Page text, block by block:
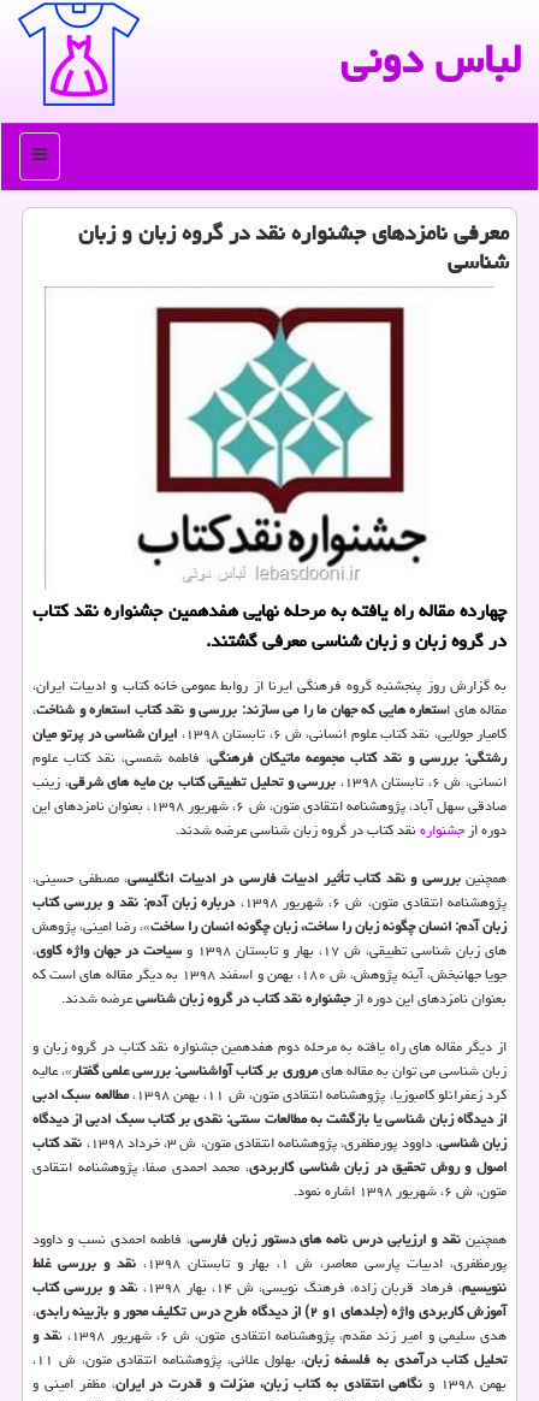
لباس دونی
منو
معرفی نامزدهای جشنواره نقد در گروه زبان و زبان
شناسی
چهارده مقاله راه یافته به مرحله نهایی هفدهمین جشنواره نقد کتاب
در گروه زبان و زبان شناسی معرفی گشتند.
به گزارش روز پنجشنبه گروه فرهنگی ایرنا از روابط عمومی خانه کتاب و ادبیات ایران،
مقاله های استعاره هایی که جهان ما را می سازند: بررسی و نقد کتاب استعاره و شناخت،
کامیار جولایی، نقد کتاب علوم انسانی، ش ۶، تابستان ۱۳۹۸،
ایران شناسی در پرتو میان
رشتگی: بررسی و نقد کتاب مجموعه ماتیکان فرهنگی، فاطمه شمسی، نقد کتاب علوم
انسانی، ش ۶، تابستان ۱۳۹۸،
بررسی و تحلیل تطبیقی کتاب بن مایه های شرقی، زینب
صادقی سهل آباد، پژوهشنامه انتقادی متون، ش ۶، شهریور ۱۳۹۸، بعنوان نامزدهای این
دوره ازجشنوارهنقد کتاب در گروه زبان شناسی عرضه شدند.
همچنینبررسی و نقد کتاب تأثیر ادبیات فارسی در ادبیات انگلیسی، مصطفی حسینی،
پژوهشنامه انتقادی متون، ش ۶، شهریور ۱۳۹۸،
درباره زبان آدم: نقد و بررسی کتاب
زبان آدم: انسان چگونه زبان را ساخت، زبان چگونه انسان را ساخت»، رضا امینی، پژوهش
های زبان شناسی تطبیقی، ش ۱۷، بهار و تابستان ۱۳۹۸ و
سیاحت در جهان واژه کاوی،
جویا جهانبخش، آینه پژوهش، ش ۱۸۰، بهمن و اسفند ۱۳۹۸ به دیگر مقاله های است که
بعنوان نامزدهای این دوره ازجشنواره نقد کتاب در گروه زبان شناسیعرضه شدند.
از دیگر مقاله های راه یافته به مرحله دوم هفدهمین جشنواره نقد کتاب در گروه زبان و
زبان شناسی می توان به مقاله هایمروری بر کتاب آواشناسی: بررسی علمی گفتار»، عالیه
کرد زعفرانلو کامبوزیا، پژوهشنامه انتقادی متون، ش ۱۱، بهمن ۱۳۹۸،
مطالعه سبک ادبی
از دیدگاه زبان شناسی یا بازگشت به مطالعات سنتی: نقدی بر کتاب سبک ادبی از دیدگاه
زبان شناسی، داوود پورمظفری، پژوهشنامه انتقادی متون، ش ۳، خرداد ۱۳۹۸،
نقد کتاب
اصول و روش تحقیق در زبان شناسی کاربردی، محمد احمدی صفا، پژوهشنامه انتقادی
متون، ش ۶، شهریور ۱۳۹۸ اشاره نمود.
همچنیننقد و ارزیابی درس نامه های دستور زبان فارسی، فاطمه احمدی نسب و داوود
پورمظفری، ادبیات پارسی معاصر، ش ۱، بهار و تابستان ۱۳۹۸،
نقد و بررسی غلط
ننویسیم، فرهاد قربان زاده، فرهنگ نویسی، ش ۱۴، بهار ۱۳۹۸، ن
قد و بررسی کتاب
آموزش کاربردی واژه (جلدهای ۱و ۲) از دیدگاه طرح درس تکلیف محور و بازبینه رابدی
،
هدی سلیمی و امیر زند مقدم، پژوهشنامه انتقادی متون، ش ۶، شهریور ۱۳۹۸، ن
قد و
تحلیل کتاب درآمدی به فلسفه زبان
، بهلول علائی، پژوهشنامه انتقادی متون، ش ۱۱،
بهمن ۱۳۹۸ و
نگاهی انتقادی به کتاب زبان، منزلت و قدرت در ایران، مظفر امینی و